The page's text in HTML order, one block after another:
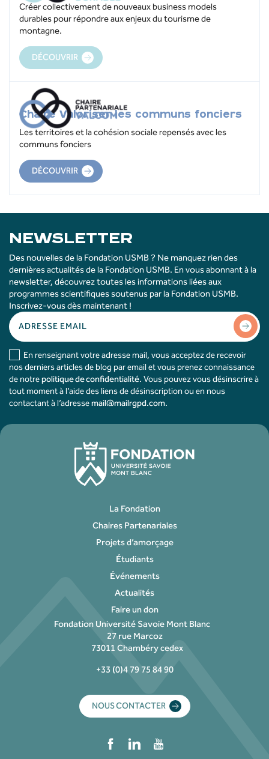
Créer collectivement de nouveaux business models
durables pour répondre aux enjeux du tourisme de
montagne.
DÉCOUVRIR
Chaire Valoriser les communs fonciers
Les territoires et la cohésion sociale repensés avec les
communs fonciers
DÉCOUVRIR
NEWSLETTER
Des nouvelles de la Fondation USMB ? Ne manquez rien des
dernières actualités de la Fondation USMB. En vous abonnant à la
newsletter, découvrez toutes les informations liées aux
programmes scientifiques soutenus par la Fondation USMB.
Inscrivez-vous dès maintenant !
En renseignant votre adresse mail, vous acceptez de recevoir
nos derniers articles de blog par email et vous prenez connaissance
de notrepolitique de confidentialité. Vous pouvez vous désinscrire à
tout moment à l’aide des liens de désinscription ou en nous
contactant à l’adressemail@mailrgpd.com.
La Fondation
Chaires Partenariales
Projets d’amorçage
Étudiants
Événements
Actualités
Faire un don
Fondation Université Savoie Mont Blanc
27 rue Marcoz
73011 Chambéry cedex
+33 (0)4 79 75 84 90
NOUS CONTACTER